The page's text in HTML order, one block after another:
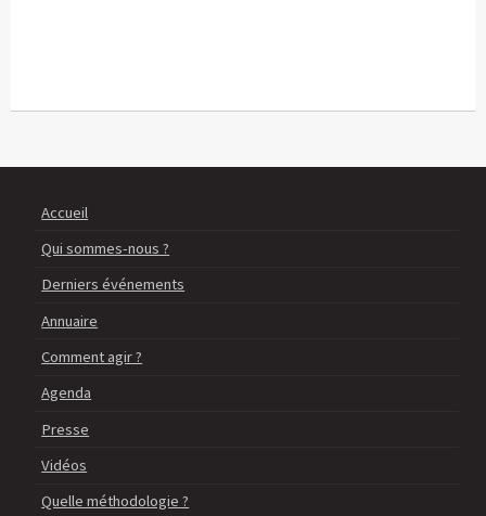
Accueil
Qui sommes-nous ?
Derniers événements
Annuaire
Comment agir ?
Agenda
Presse
Vidéos
Quelle méthodologie ?